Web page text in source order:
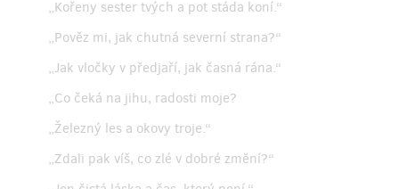
„Kořeny sester tvých a pot stáda koní.“
„Pověz mi, jak chutná severní strana?“
„Jak vločky v předjaří, jak časná rána.“
„Co čeká na jihu, radosti moje?
„Železný les a okovy troje.“
„Zdali pak víš, co zlé v dobré změní?“